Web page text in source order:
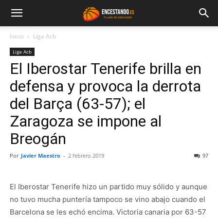
Inicio Liga Acb
Liga Acb
El Iberostar Tenerife brilla en
defensa y provoca la derrota
del Barça (63-57); el
Zaragoza se impone al
Breogán
Por Javier Maestro - 2 febrero 2019 97
El Iberostar Tenerife hizo un partido muy sólido y aunque
no tuvo mucha puntería tampoco se vino abajo cuando el
Barcelona se les echó encima. Victoria canaria por 63-57